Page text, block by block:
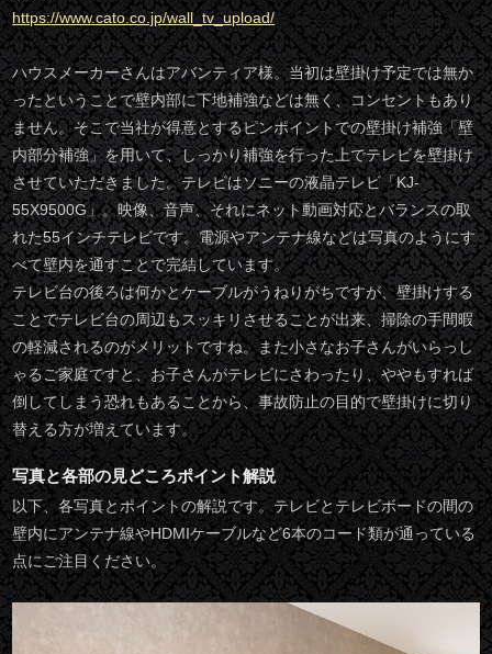
https://www.cato.co.jp/wall_tv_upload/
ハウスメーカーさんはアバンティア様。当初は壁掛け予定では無か
ったということで壁内部に下地補強などは無く、コンセントもあり
ません。そこで当社が得意とするピンポイントでの壁掛け補強「壁
内部分補強」を用いて、しっかり補強を行った上でテレビを壁掛け
させていただきました。テレビはソニーの液晶テレビ「KJ-
55X9500G」。映像、音声、それにネット動画対応とバランスの取
れた55インチテレビです。電源やアンテナ線などは写真のようにす
べて壁内を通すことで完結しています。
テレビ台の後ろは何かとケーブルがうねりがちですが、壁掛けする
ことでテレビ台の周辺もスッキリさせることが出来、掃除の手間暇
の軽減されるのがメリットですね。また小さなお子さんがいらっし
ゃるご家庭ですと、お子さんがテレビにさわったり、ややもすれば
倒してしまう恐れもあることから、事故防止の目的で壁掛けに切り
替える方が増えています。
写真と各部の見どころポイント解説
以下、各写真とポイントの解説です。テレビとテレビボードの間の
壁内にアンテナ線やHDMIケーブルなど6本のコード類が通っている
点にご注目ください。